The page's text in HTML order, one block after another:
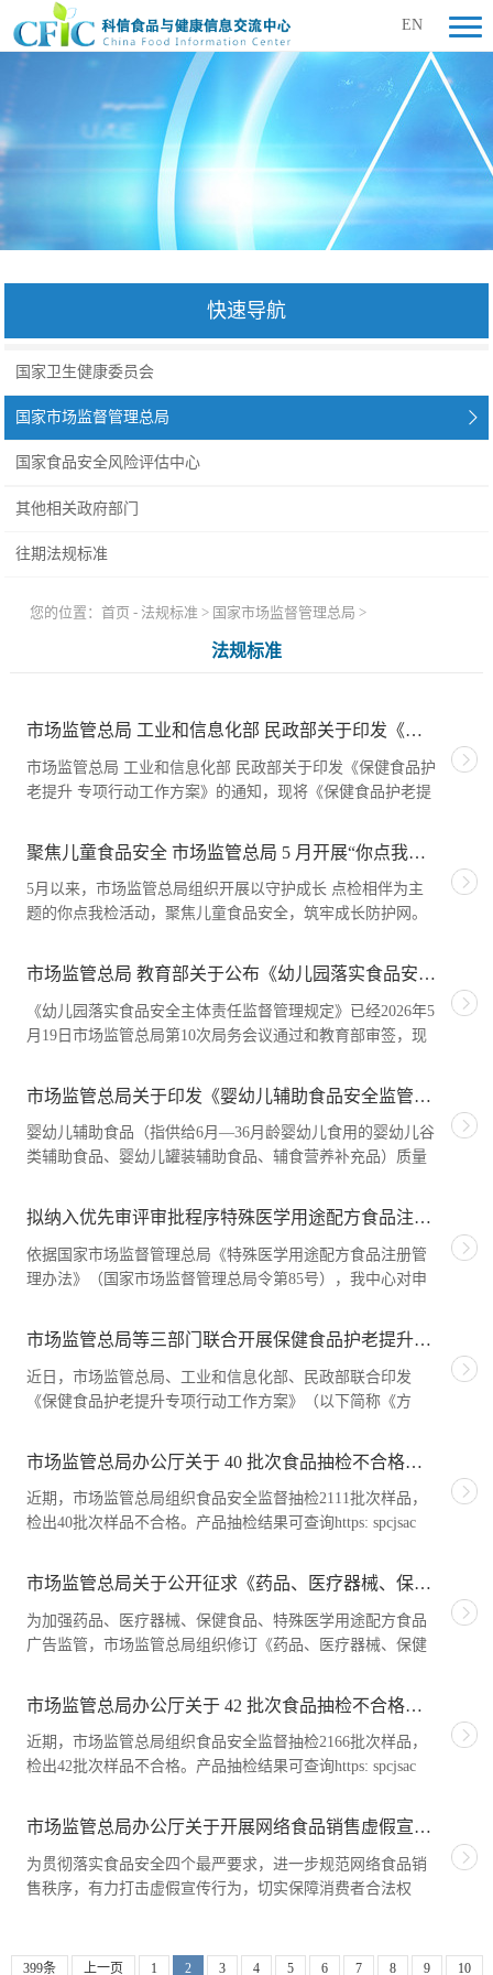
EN
快速导航
国家卫生健康委员会
国家市场监督管理总局
国家食品安全风险评估中心
其他相关政府部门
往期法规标准
您的位置：首页 -法规标准 > 国家市场监督管理总局 >
法规标准
市场监管总局 工业和信息化部 民政部关于印发《保健食品护老提升 专项行动工作方案》的通知
市场监管总局 工业和信息化部 民政部关于印发《保健食品护
老提升 专项行动工作方案》的通知，现将《保健食品护老提
聚焦儿童食品安全 市场监管总局 5 月开展“你点我检”10325 批次
5月以来，市场监管总局组织开展以守护成长 点检相伴为主
题的你点我检活动，聚焦儿童食品安全，筑牢成长防护网。
市场监管总局 教育部关于公布《幼儿园落实食品安全主体责任监督管理规定》的公告
《幼儿园落实食品安全主体责任监督管理规定》已经2026年5
月19日市场监管总局第10次局务会议通过和教育部审签，现
市场监管总局关于印发《婴幼儿辅助食品安全监管“守护成长”提升行动工作方案》的通知
婴幼儿辅助食品（指供给6月—36月龄婴幼儿食用的婴幼儿谷
类辅助食品、婴幼儿罐装辅助食品、辅食营养补充品）质量
拟纳入优先审评审批程序特殊医学用途配方食品注册申请的公示（2026 年第 3 号）
依据国家市场监督管理总局《特殊医学用途配方食品注册管
理办法》（国家市场监督管理总局令第85号），我中心对申
市场监管总局等三部门联合开展保健食品护老提升专项行动
近日，市场监管总局、工业和信息化部、民政部联合印发
《保健食品护老提升专项行动工作方案》（以下简称《方
市场监管总局办公厅关于 40 批次食品抽检不合格情况的通报
近期，市场监管总局组织食品安全监督抽检2111批次样品，
检出40批次样品不合格。产品抽检结果可查询https: spcjsac
市场监管总局关于公开征求《药品、医疗器械、保健食品、特殊医学用途配方食品广告审查管理办法（征求意见稿）》意见的公告
为加强药品、医疗器械、保健食品、特殊医学用途配方食品
广告监管，市场监管总局组织修订《药品、医疗器械、保健
市场监管总局办公厅关于 42 批次食品抽检不合格情况的通报
近期，市场监管总局组织食品安全监督抽检2166批次样品，
检出42批次样品不合格。产品抽检结果可查询https: spcjsac
市场监管总局办公厅关于开展网络食品销售虚假宣传专项整治行动的通知
为贯彻落实食品安全四个最严要求，进一步规范网络食品销
售秩序，有力打击虚假宣传行为，切实保障消费者合法权
399条 上一页 1 2 3 4 5 6 7 8 9 10